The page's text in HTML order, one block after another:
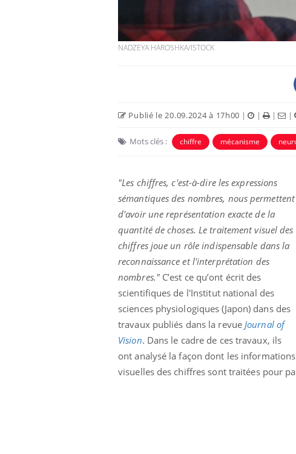
NADZEYA HAROSHKA/ISTOCK
Publié le 20.09.2024 à 17h00 | | | |
Mots clés : chiffre mécanisme
"Les chiffres, c'est-à-dire les expressions
sémantiques des nombres, nous permettent
d'avoir une représentation exacte de la
quantité de choses. Le traitement visuel des
chiffres joue un rôle indispensable dans la
reconnaissance et l'interprétation des
nombres."C’est ce qu’ont écrit des
scientifiques de l'Institut national des
sciences physiologiques (Japon) dans des
travaux publiés dans la revueJournal of
Vision. Dans le cadre de ces travaux, ils
ont analysé la façon dont les informations
visuelles des chiffres sont traitées pour